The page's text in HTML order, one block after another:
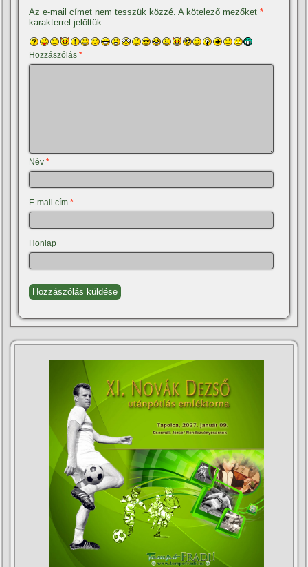
Az e-mail címet nem tesszük közzé. A kötelező mezőket*
karakterrel jelöltük
Hozzászólás*
Név*
E-mail cím*
Honlap